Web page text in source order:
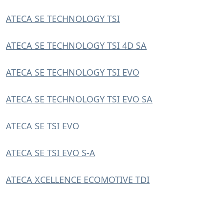
ATECA SE TECHNOLOGY TSI
ATECA SE TECHNOLOGY TSI 4D SA
ATECA SE TECHNOLOGY TSI EVO
ATECA SE TECHNOLOGY TSI EVO SA
ATECA SE TSI EVO
ATECA SE TSI EVO S-A
ATECA XCELLENCE ECOMOTIVE TDI